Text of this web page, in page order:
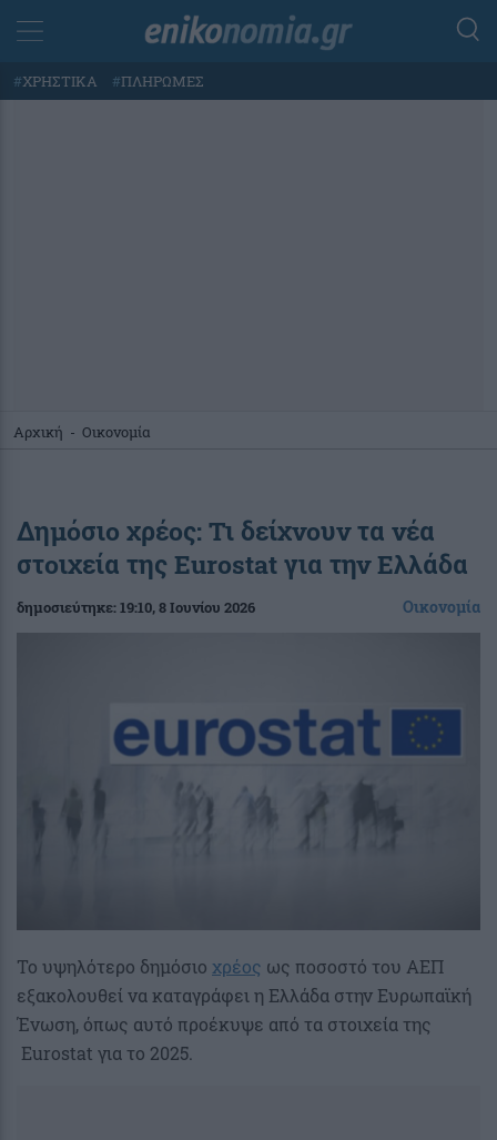
#ΧΡΗΣΤΙΚΑ #ΠΛΗΡΩΜΕΣ
Αρχική - Οικονομία
Δημόσιο χρέος: Τι δείχνουν τα νέα
στοιχεία της Eurostat για την Ελλάδα
δημοσιεύτηκε:19:10, 8 Ιουνίου 2026 Οικονομία
Το υψηλότερο δημόσιο χρέος ως ποσοστό του ΑΕΠ
εξακολουθεί να καταγράφει η Ελλάδα στην Ευρωπαϊκή
Ένωση, όπως αυτό προέκυψε από τα στοιχεία της
Eurostat για το 2025.